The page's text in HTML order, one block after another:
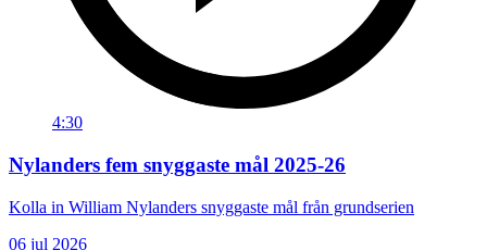
4:30
Nylanders fem snyggaste mål 2025-26
Kolla in William Nylanders snyggaste mål från grundserien
06 jul 2026